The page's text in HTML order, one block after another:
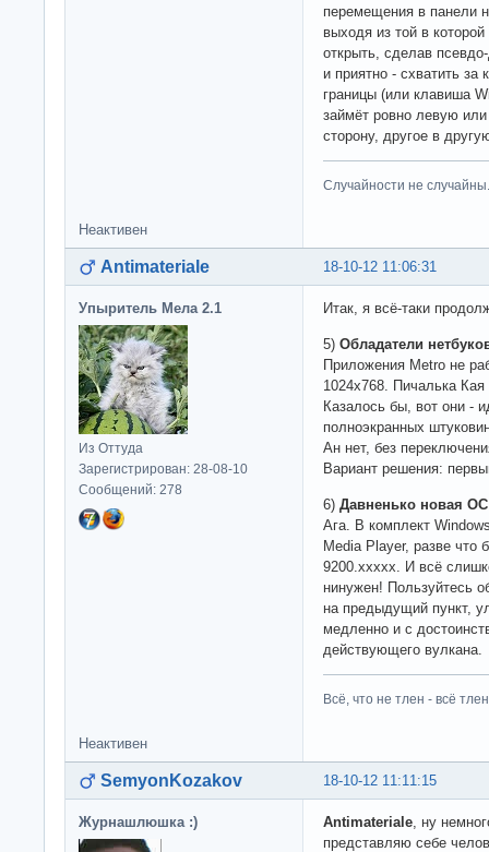
перемещения в панели
выходя из той в
открыть, сделав
и приятно - схватить за
границы (или клавиша
займёт ровно левую
сторону, другое в
Случайности не случайны.
Неактивен
18-10-12 11:06:31
Antimateriale
Упыритель Мела 2.1
Из Оттуда
Зарегистрирован: 28-08-10
Сообщений: 278
Итак, я всё-таки
5) Обладатели
Приложения Metro не
1024x768. Пичалька Кая
Казалось бы, вот они -
полноэкранных
Ан нет, без
Вариант решения:
6) Давненько новая
Ага. В комплект
Media Player, разве что
9200.xxxxx. И всё
нинужен! Пользуйтесь
на предыдущий пункт,
медленно и с
действующего вулкана.
Всё, что не тлен - всё
Неактивен
18-10-12 11:11:15
SemyonKozakov
Журнашлюшка :) Antimateriale , ну
представляю себе